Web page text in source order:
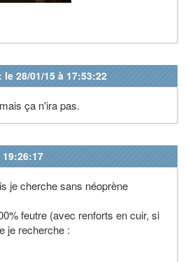
: le 28/01/15 à 17:53:22
ça n'ira pas.
19:26:17
je cherche sans néoprène
feutre (avec renforts en cuir, si
je recherche :